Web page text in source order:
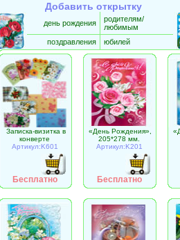
Добавить открытку
день рождения
родителям/
любимым
поздравления
юбилей
Записка-визитка в
конверте
Артикул:K601
Бесплатно
«День Рождения»,
205*278 мм.
Артикул:K201
Бесплатно